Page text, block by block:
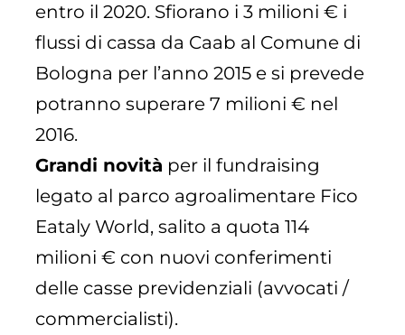
entro il 2020. Sfiorano i 3 milioni € i
flussi di cassa da Caab al Comune di
Bologna per l’anno 2015 e si prevede
potranno superare 7 milioni € nel
2016.
Grandi novità per il fundraising
legato al parco agroalimentare Fico
Eataly World, salito a quota 114
milioni € con nuovi conferimenti
delle casse previdenziali (avvocati /
commercialisti).